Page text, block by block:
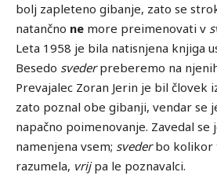
bolj zapleteno gibanje, zato se
natančno ne more preimenovati v
Leta 1958 je bila natisnjena knjiga
Besedo svederpreberemo na
Prevajalec Zoran Jerin je bil človek
zato poznal obe gibanji, vendar se
napačno poimenovanje. Zavedal se
namenjena vsem; svederbo kolikor
razumela, vrijpa le poznavalci.